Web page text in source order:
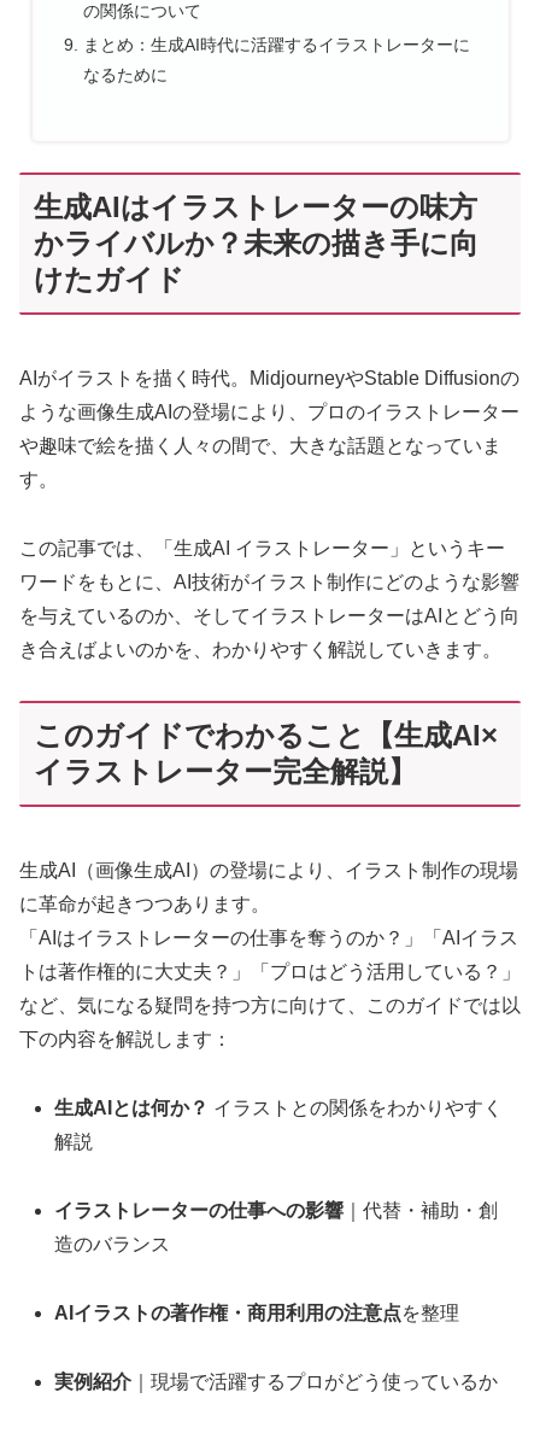
の関係について
まとめ：生成AI時代に活躍するイラストレーターに
なるために
生成AIはイラストレーターの味方
かライバルか？未来の描き手に向
けたガイド
AIがイラストを描く時代。MidjourneyやStable Diffusionの
ような画像生成AIの登場により、プロのイラストレーター
や趣味で絵を描く人々の間で、大きな話題となっていま
す。
この記事では、「生成AI イラストレーター」というキー
ワードをもとに、AI技術がイラスト制作にどのような影響
を与えているのか、そしてイラストレーターはAIとどう向
き合えばよいのかを、わかりやすく解説していきます。
このガイドでわかること【生成AI×
イラストレーター完全解説】
生成AI（画像生成AI）の登場により、イラスト制作の現場
に革命が起きつつあります。
「AIはイラストレーターの仕事を奪うのか？」「AIイラス
トは著作権的に大丈夫？」「プロはどう活用している？」
など、気になる疑問を持つ方に向けて、このガイドでは以
下の内容を解説します：
生成AIとは何か？ イラストとの関係をわかりやすく
解説
イラストレーターの仕事への影響 ｜代替・補助・創
造のバランス
AIイラストの著作権・商用利用の注意点を整理
実例紹介 ｜現場で活躍するプロがどう使っているか